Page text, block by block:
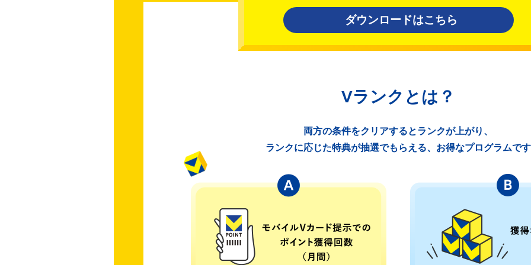
ダウンロードはこちら
Vランクとは？
両方の条件をクリアするとランクが上がり、
ランクに応じた特典が抽選でもらえる、 お得なプログラムです